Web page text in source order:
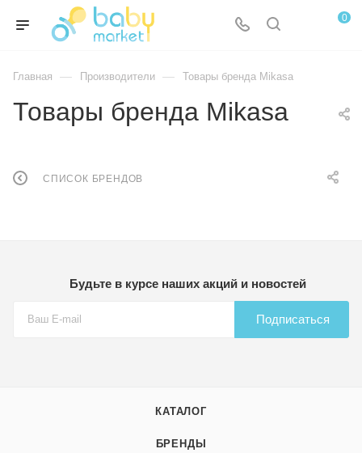
0
Главная — Производители — Товары бренда Mikasa
Товары бренда Mikasa
СПИСОК БРЕНДОВ
Будьте в курсе наших акций и новостей
Подписаться
КАТАЛОГ
БРЕНДЫ